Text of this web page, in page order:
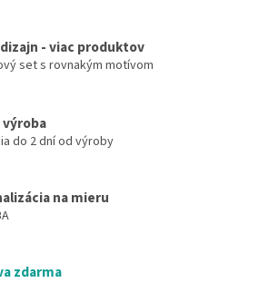
- viac produktov
set s rovnakým motívom
výroba
do 2 dní od výroby
na mieru
zdarma